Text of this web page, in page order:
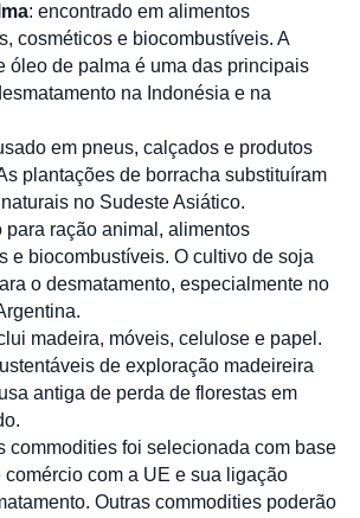
: encontrado em alimentos
cosméticos e biocombustíveis. A
óleo de palma é uma das principais
na Indonésia e na
em pneus, calçados e produtos
plantações de borracha substituíram
no Sudeste Asiático.
para ração animal, alimentos
e biocombustíveis. O cultivo de soja
o desmatamento, especialmente no
madeira, móveis, celulose e papel.
de exploração madeireira
antiga de perda de florestas em
commodities foi selecionada com base
com a UE e sua ligação
Outras commodities poderão